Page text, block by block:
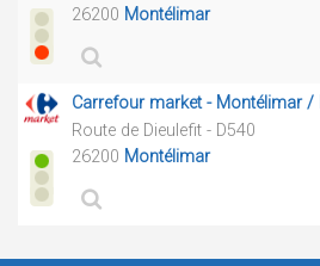
26200 Montélimar
Carrefour market - Montélimar /
Route de Dieulefit - D540
26200 Montélimar